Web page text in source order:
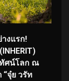
างแรก!
ทัศน์โลก ณ
จุ๋ย วรัท